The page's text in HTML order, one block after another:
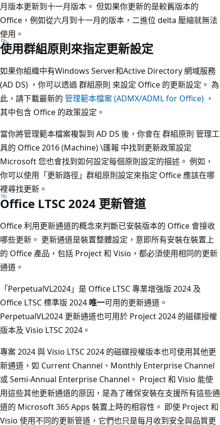
月版本更新到十一月版本。 但如果你更新的是較舊版本的
Office，例如從六月到十一月的版本，二進位 delta 壓縮就無法
使用。
使用群組原則來指定更新設定
如果你組織中有Windows Server和Active Directory 網域服務
(AD DS) ，你可以透過 群組原則 來設定 Office 的更新設定。 為
此，請下載最新的 管理範本檔案 (ADMX/ADML for Office) ，
其中包含 Office 的政策設定。
當你將管理範本檔案複製到 AD DS 後，你會在 群組原則 管理工
具的 Office 2016 (Machine) \匯報 中找到更新政策設定
Microsoft 您也會找到如何設定每個原則設定的描述。 例如，
你可以使用「更新路徑」群組原則設定來指定 Office 應該在哪
裡尋找更新。
Office LTSC 2024 更新管道
Office 利用更新通道的概念來判斷已安裝版本的 Office 會接收
哪些更新。 更新通道是裝置整體設定，意即所有安裝在裝置上
的 Office 產品，包括 Project 和 Visio，都必須使用相同的更新
通道。
「PerpetualVL2024」是 Office LTSC 專業增強版 2024 及
Office LTSC 標準版 2024 唯一可用的更新通道。
PerpetualVL2024 更新通道也可用於 Project 2024 的磁碟授權
版本及 Visio LTSC 2024。
專案 2024 與 Visio LTSC 2024 的磁碟授權版本也可使用其他更
新通道，如 Current Channel、Monthly Enterprise Channel
或 Semi-Annual Enterprise Channel。 Project 和 Visio 能使
用這些其他更新通道的原因，是為了確保安裝在支援所有這些通
道的 Microsoft 365 Apps 裝置上時的相容性。 即使 Project 和
Visio 使用不同的更新管道，它們也只是每月收到安全與品質更